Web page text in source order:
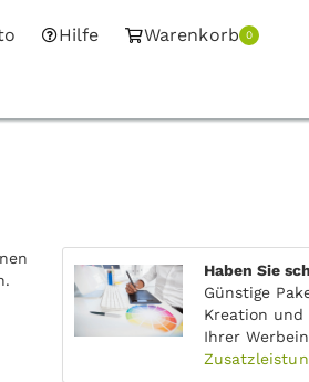
Hilfe Warenkorb 0
Haben Sie
Günstige
Kreation und
Ihrer